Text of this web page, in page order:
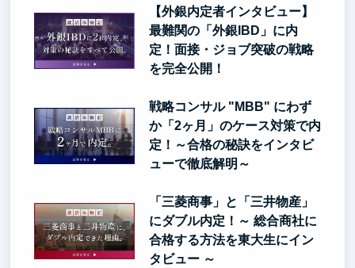
【外銀内定者インタビュー】
最難関の「外銀IBD」に内
定！面接・ジョブ突破の戦略
を完全公開！
戦略コンサル "MBB" にわず
か「2ヶ月」のケース対策で内
定！～合格の秘訣をインタビ
ューで徹底解明～
「三菱商事」と「三井物産」
にダブル内定！～ 総合商社に
合格する方法を東大生にイン
タビュー ～